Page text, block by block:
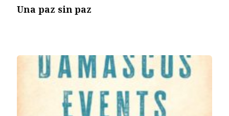
Una paz sin paz